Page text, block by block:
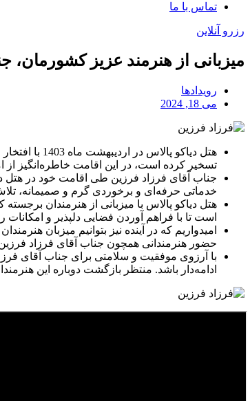
تماس با ما
رزرو آنلاین
میزبانی از هنرمند عزیز کشورمان،
رویدادها
می 18, 2024
هتل دیاکو
تسخیر کرده است، در این اقامت خاطره‌انگیز از
جناب آقای فرزاد فرزین طی اقامت خود در هتل
خدماتی حرفه‌ای و برخوردی گرم و صمیمانه،
هتل دیاکو پالاس با میزبانی از هنرمندان
است تا با فراهم آوردن فضایی دلپذیر و
امیدواریم که در آینده نیز بتوانیم میزبان
حضور هنرمندانی همچون جناب آقای فرزاد
با آرزوی موفقیت و سلامتی برای جناب آقای
ادامه‌دار باشد. منتظر بازگشت دوباره این